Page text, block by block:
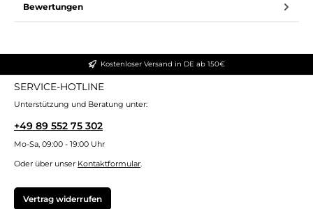
Bewertungen
Kostenloser Versand in DE ab 150€
SERVICE-HOTLINE
Unterstützung und Beratung unter:
+49 89 552 75 302
Mo-Sa, 09:00 - 19:00 Uhr
Oder über unser Kontaktformular.
Vertrag widerrufen